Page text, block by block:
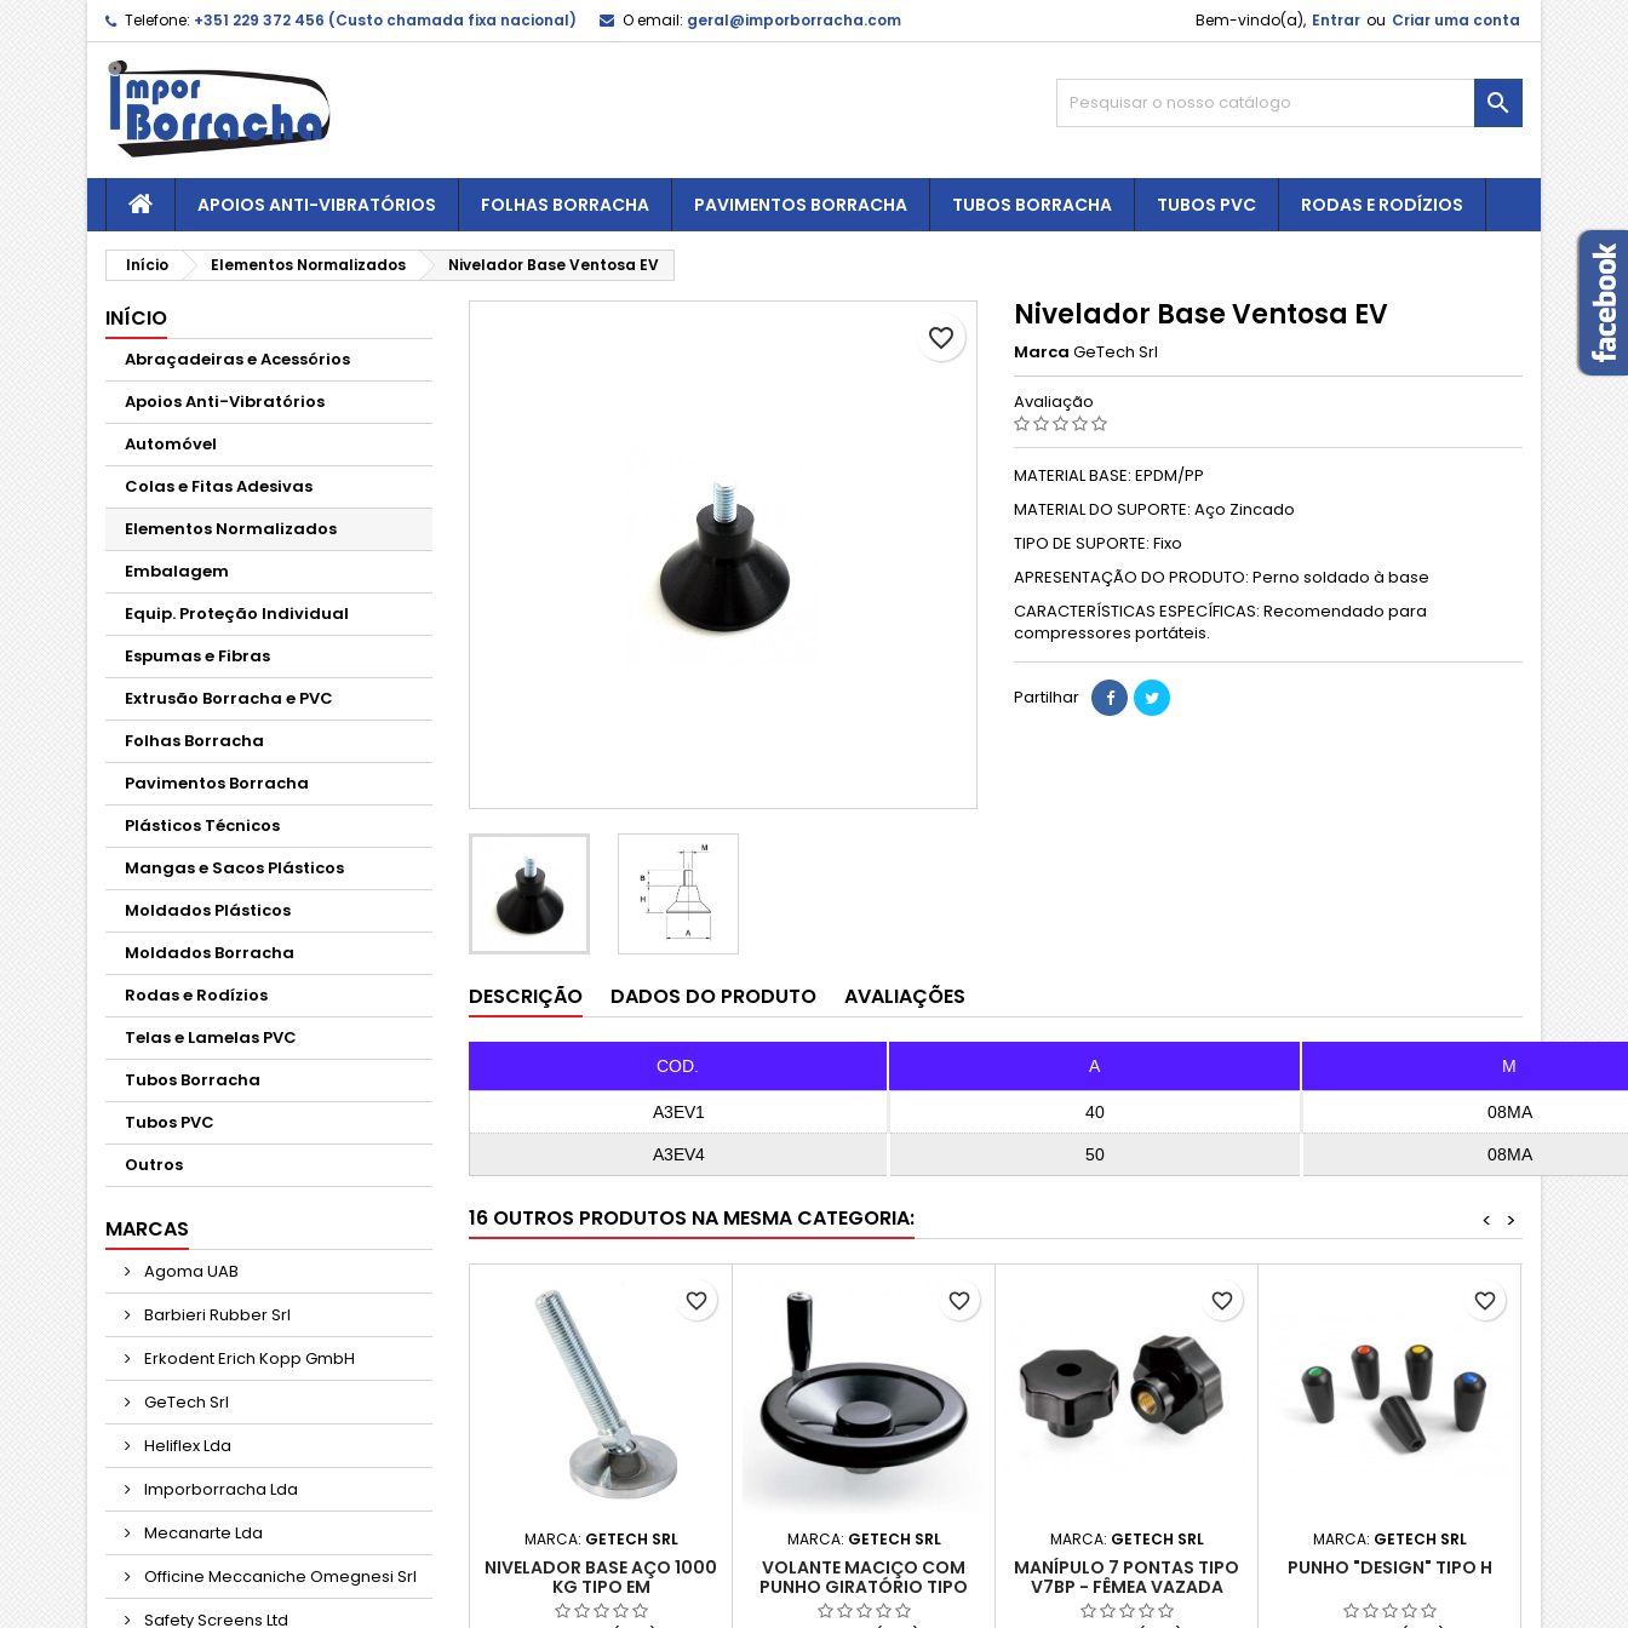
Telefone: +351 229 372 456 (Custo chamada fixa nacional) O email: geral@imporborracha.com Bem-vindo(a), Entrar ou Criar uma conta

APOIOS ANTI-VIBRATÓRIOS FOLHAS BORRACHA PAVIMENTOS BORRACHA TUBOS BORRACHA TUBOS PVC RODAS E RODÍZIOS
Início Elementos Normalizados Nivelador Base Ventosa EV
INÍCIO
Abraçadeiras e Acessórios
Apoios Anti-Vibratórios
Automóvel
Colas e Fitas Adesivas
Elementos Normalizados
Embalagem
Equip. Proteção Individual
Espumas e Fibras
Extrusão Borracha e PVC
Folhas Borracha
Pavimentos Borracha
Plásticos Técnicos
Mangas e Sacos Plásticos
Moldados Plásticos
Moldados Borracha
Rodas e Rodízios
Telas e Lamelas PVC
Tubos Borracha
Tubos PVC
Outros
MARCAS
Agoma UAB
Barbieri Rubber Srl
Erkodent Erich Kopp GmbH
GeTech Srl
Heliflex Lda
Imporborracha Lda
Mecanarte Lda
Officine Meccaniche Omegnesi Srl
Safety Screens Ltd
favorite_border
Nivelador Base Ventosa EV
Marca GeTech Srl
Avaliação
MATERIAL BASE: EPDM/PP
MATERIAL DO SUPORTE: Aço Zincado
TIPO DE SUPORTE: Fixo
APRESENTAÇÃO DO PRODUTO: Perno soldado à base
CARACTERÍSTICAS ESPECÍFICAS: Recomendado para
compressores portáteis.
Partilhar
DESCRIÇÃO DADOS DO PRODUTO AVALIAÇÕES
COD. A M
A3EV1 40 08MA
A3EV4 50 08MA
16 OUTROS PRODUTOS NA MESMA CATEGORIA: >
<
MARCA: GETECH SRL
NIVELADOR BASE AÇO 1000
KG TIPO EM
favorite_border
MARCA: GETECH SRL
VOLANTE MACIÇO COM
PUNHO GIRATÓRIO TIPO
VPG
favorite_border
MARCA: GETECH SRL
MANÍPULO 7 PONTAS TIPO
V7BP - FÊMEA VAZADA
favorite_border
MARCA: GETECH SRL
PUNHO "DESIGN" TIPO H
favorite_border